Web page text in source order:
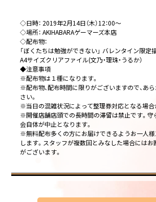
◇日時： 2019年2月14日（木）12：00～
◇場所： AKIHABARAゲーマーズ本店
◇配布物：
「ぼくたちは勉強ができない」 バレンタイン限定
A4サイズクリアファイル(文乃・理珠・うるか）
◆注意事項
※配布物は１種になります。
※配布物、配布時間に限りがございますので、あ
さい。
※当日の混雑状況によって整理券対応となる場合
※開催店舗店頭での長時間の滞留は禁止です。守
会自体が中止となります。
※無料配布多くの方にお届けできるようお一人
します。スタッフが複数回とみなした場合には
がございます。